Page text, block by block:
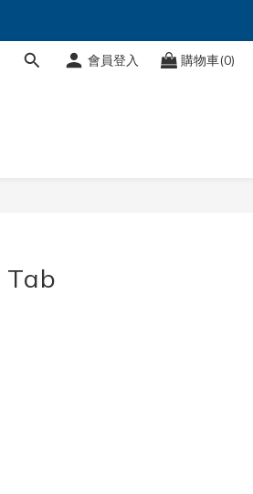
會員登入 購物車(0)